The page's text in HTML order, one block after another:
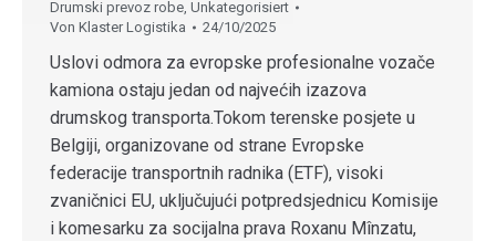
Drumski prevoz robe, Unkategorisiert
Von Klaster Logistika 24/10/2025
Uslovi odmora za evropske profesionalne vozače
kamiona ostaju jedan od najvećih izazova
drumskog transporta.Tokom terenske posjete u
Belgiji, organizovane od strane Evropske
federacije transportnih radnika (ETF), visoki
zvaničnici EU, uključujući potpredsjednicu Komisije
i komesarku za socijalna prava Roxanu Mînzatu,